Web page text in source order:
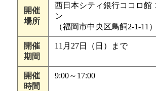
開催
場所
西日本シティ銀行ココロ館
ン
（福岡市中央区鳥飼2-1-11）
開催
期間
11月27日（日）まで
開催
時間
9:00～17:00